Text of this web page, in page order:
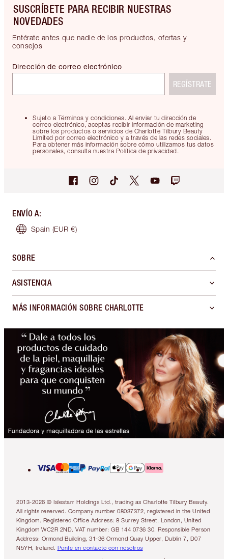
SUSCRÍBETE PARA RECIBIR NUESTRAS
NOVEDADES
Entérate antes que nadie de los productos, ofertas y
consejos
Sujeto a Términos y condiciones. Al enviar tu dirección de
correo electrónico, aceptas recibir información de marketing
sobre los productos o servicios de Charlotte Tilbury Beauty
Limited por correo electrónico y a través de las redes sociales.
Para obtener más información sobre cómo utilizamos tus datos
personales, consulta nuestra Política de privacidad.
Dirección de correo electrónico
REGÍSTRATE
ENVÍO A:
Spain (EUR €)
SOBRE
ASISTENCIA
MÁS INFORMACIÓN SOBRE CHARLOTTE
2013-2026 © Islestarr Holdings Ltd., trading as Charlotte Tilbury Beauty.
All rights reserved. Company number 08037372, registered in the United
Kingdom. Registered Office Address: 8 Surrey Street, London, United
Kingdom WC2R 2ND. VAT number: GB 144 0736 30. Responsible Person
Address: Ormond Building, 31-36 Ormond Quay Upper, Dublin 7, D07
N5YH, Ireland. Ponte en contacto con nosotros